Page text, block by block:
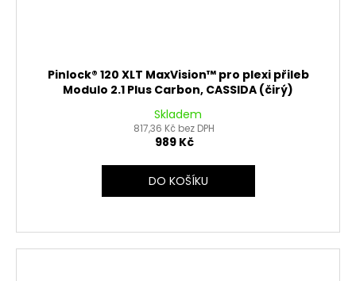
Pinlock® 120 XLT MaxVision™ pro plexi přileb
Modulo 2.1 Plus Carbon, CASSIDA (čirý)
Skladem
817,36 Kč bez DPH
989 Kč
DO KOŠÍKU